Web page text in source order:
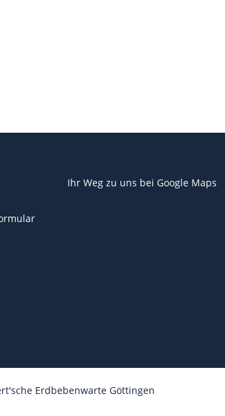
Ihr Weg zu uns beiGoogle Maps
Erdbebenwarte Göttingen